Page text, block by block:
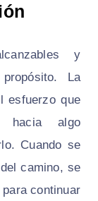
y
La
esfuerzo que
hacia algo
Cuando se
camino, se
continuar